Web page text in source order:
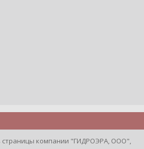
страницы компании "ГИДРОЭРА, ООО",